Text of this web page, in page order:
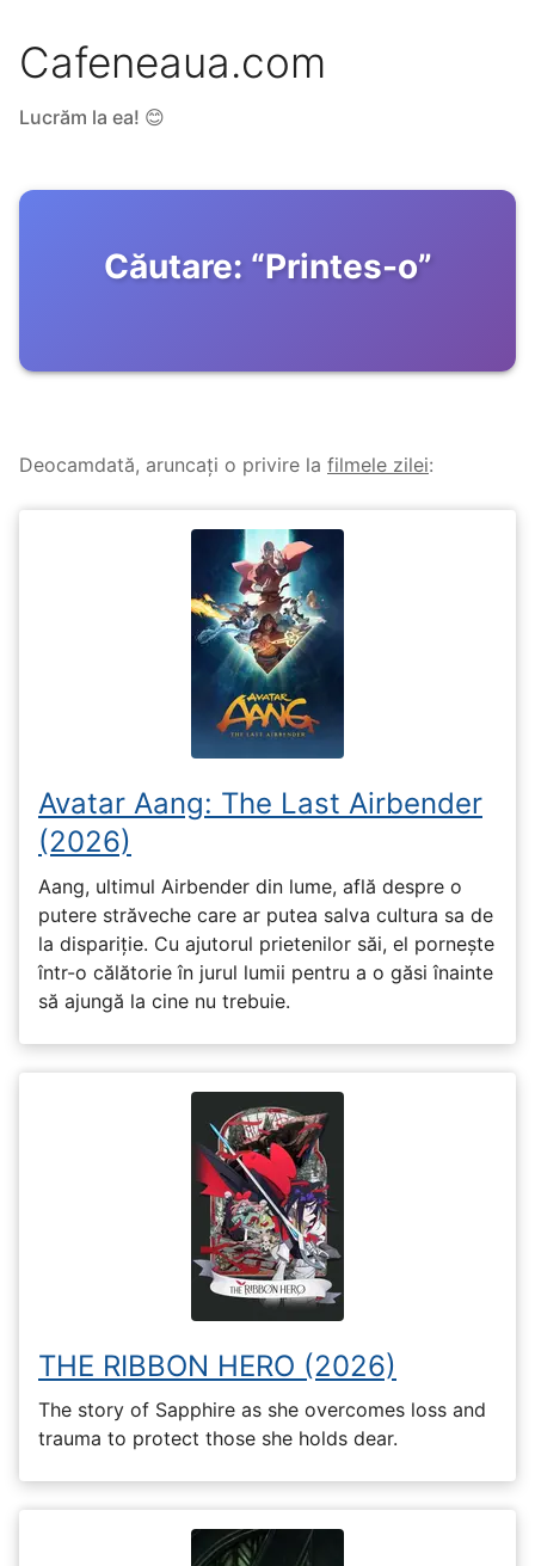
Cafeneaua.com
Lucrăm la ea! 😊
Căutare: “Printes-o”
Deocamdată, aruncați o privire la filmele zilei:
Avatar Aang: The Last Airbender
(2026)
Aang, ultimul Airbender din lume, află despre o
putere străveche care ar putea salva cultura sa de
la dispariție. Cu ajutorul prietenilor săi, el pornește
într-o călătorie în jurul lumii pentru a o găsi înainte
să ajungă la cine nu trebuie.
THE RIBBON HERO (2026)
The story of Sapphire as she overcomes loss and
trauma to protect those she holds dear.